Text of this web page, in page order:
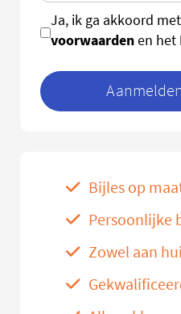
Ja, ik ga akkoord
voorwaardenen het
Bijles op
Persoonlijke
Zowel aan